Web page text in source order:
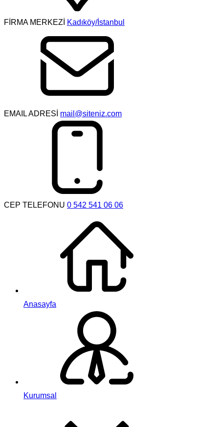
FİRMA MERKEZİ Kadıköy/İstanbul
EMAIL ADRESİ mail@siteniz.com
CEP TELEFONU 0 542 541 06 06
Anasayfa
Kurumsal